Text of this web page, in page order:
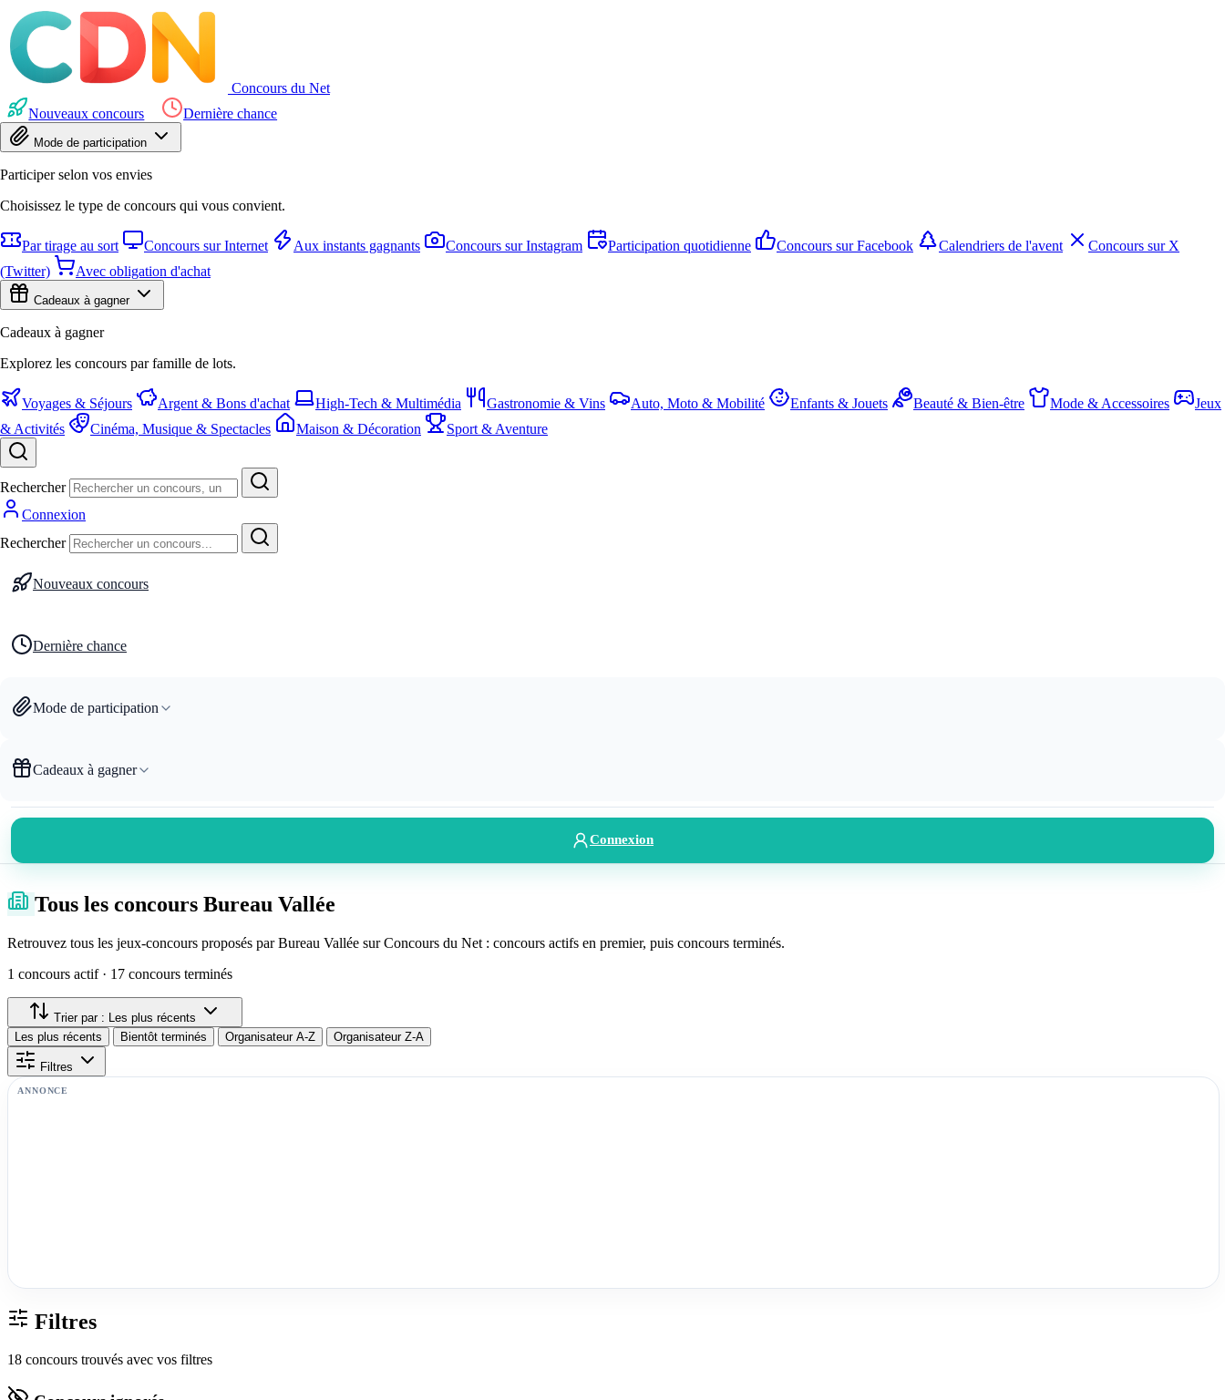
Concours du Net
Nouveaux concours
Dernière chance
Mode de participation
Participer selon vos envies
Choisissez le type de concours qui vous convient.
Par tirage au sort Concours sur Internet Aux instants gagnants Concours sur Instagram Participation quotidienne Concours sur Facebook Calendriers de l'avent
Concours sur X
(Twitter)
Avec obligation d'achat
Cadeaux à gagner
Cadeaux à gagner
Explorez les concours par famille de lots.
Voyages & Séjours Argent & Bons d'achat High-Tech & Multimédia Gastronomie & Vins Auto, Moto & Mobilité Enfants & Jouets Beauté & Bien-être Mode & Accessoires
Jeux
& Activités
Cinéma, Musique & Spectacles Maison & Décoration Sport & Aventure
Rechercher
Connexion
Rechercher
Nouveaux concours
Dernière chance
Mode de participation
Cadeaux à gagner
Connexion
Tous les concours Bureau Vallée
Retrouvez tous les jeux-concours proposés par Bureau Vallée sur Concours du Net : concours actifs en premier, puis concours terminés.
1 concours actif · 17 concours terminés
Trier par :
Les plus récents
Les plus récents
Bientôt terminés Organisateur A-Z Organisateur Z-A
Filtres
ANNONCE
Filtres
18 concours trouvés avec vos filtres